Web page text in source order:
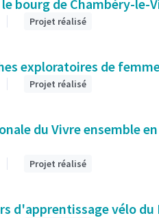
bourg de Chambéry-le-
Projet réalisé
exploratoires de
Projet réalisé
du Vivre ensemble
Projet réalisé
d'apprentissage vélo du